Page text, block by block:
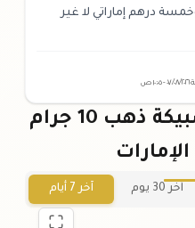
درهم إماراتي لا غير
/٠٨/٢٠٢٦ - ١٠:٠٥ ص
رسم بياني لسعر سبيكة ذهب 10 جرام
آخر 30 يوم آخر 7 أيام